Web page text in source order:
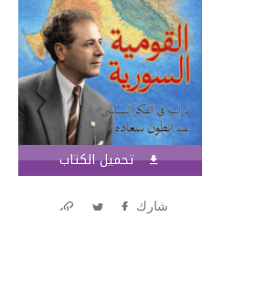
تحميل الكتاب
شارك